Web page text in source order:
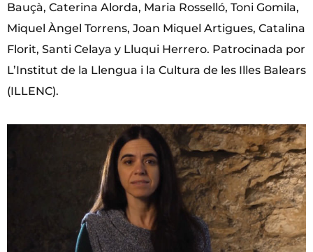
Bauçà, Caterina Alorda, Maria Rosselló, Toni Gomila,
Miquel Àngel Torrens, Joan Miquel Artigues, Catalina
Florit, Santi Celaya y Lluqui Herrero. Patrocinada por
L’Institut de la Llengua i la Cultura de les Illes Balears
(ILLENC).